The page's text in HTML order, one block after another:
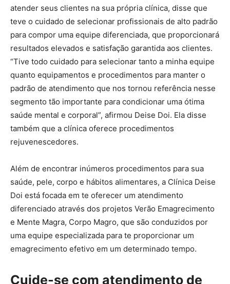
atender seus clientes na sua própria clínica, disse que
teve o cuidado de selecionar profissionais de alto padrão
para compor uma equipe diferenciada, que proporcionará
resultados elevados e satisfação garantida aos clientes.
“Tive todo cuidado para selecionar tanto a minha equipe
quanto equipamentos e procedimentos para manter o
padrão de atendimento que nos tornou referência nesse
segmento tão importante para condicionar uma ótima
saúde mental e corporal”, afirmou Deise Doi. Ela disse
também que a clínica oferece procedimentos
rejuvenescedores.
Além de encontrar inúmeros procedimentos para sua
saúde, pele, corpo e hábitos alimentares, a Clínica Deise
Doi está focada em te oferecer um atendimento
diferenciado através dos projetos Verão Emagrecimento
e Mente Magra, Corpo Magro, que são conduzidos por
uma equipe especializada para te proporcionar um
emagrecimento efetivo em um determinado tempo.
Cuide-se com atendimento de